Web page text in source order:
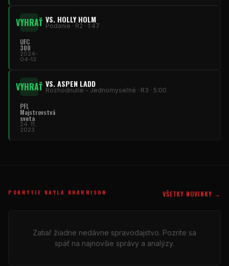
VYHRAŤ VS. HOLLY HOLM
Podanie · R2 · 1:47
UFC
300
2024-
04-13
VYHRAŤ VS. ASPEN LADD
Rozhodnutie - Jednomyseľné · R3 · 5:00
PFL
Majstrovstvá
sveta
24. 11.
2023
POKRYTIE KAYLA KHARRISON VŠETKY NOVINKY →
Zatiaľ žiadne nedávne spravodajstvo. Pozrite sa
späť na najnovšie správy a analýzy.